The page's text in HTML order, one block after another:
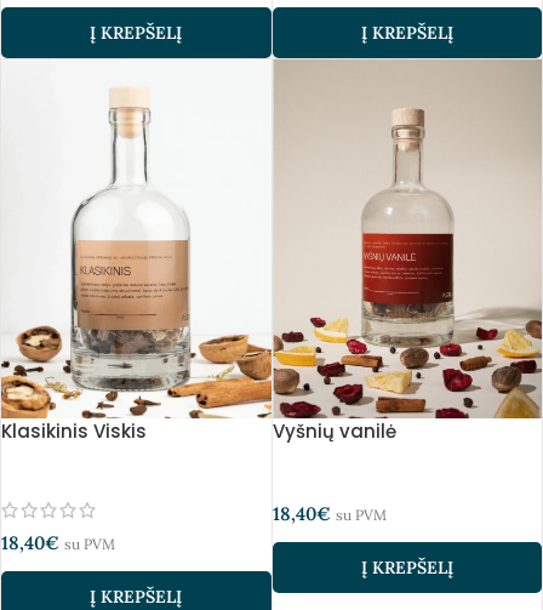
Į KREPŠELĮ Į KREPŠELĮ
Klasikinis Viskis
18,40€ su PVM
Į KREPŠELĮ
Vyšnių vanilė
18,40€ su PVM
Į KREPŠELĮ